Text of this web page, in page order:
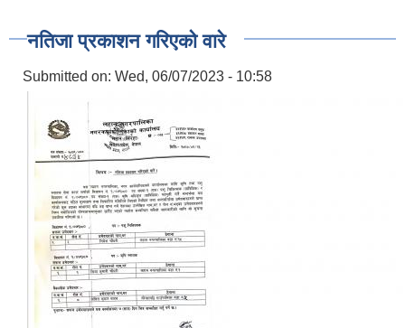
नतिजा प्रकाशन गरिएको वारे
Submitted on: Wed, 06/07/2023 - 10:58